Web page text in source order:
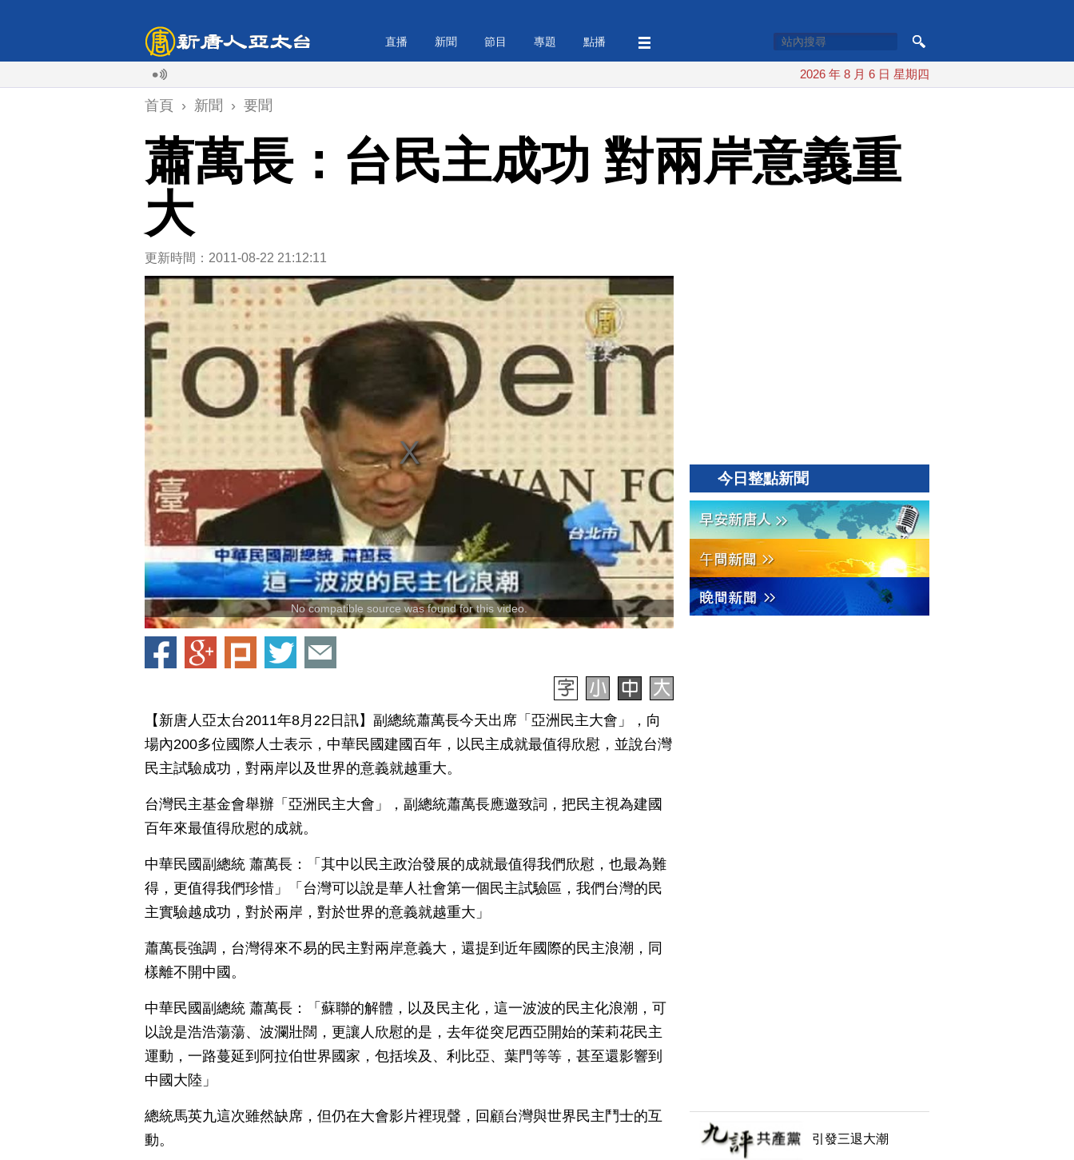
直播 新聞 節目 專題 點播
2026 年 8 月 6 日 星期四
首頁 › 新聞 › 要聞
蕭萬長：台民主成功 對兩岸意義重
大
更新時間：2011-08-22 21:12:11
No compatible source was found for this video.
【新唐人亞太台2011年8月22日訊】副總統蕭萬長今天出席「亞洲民主大會」，向
場內200多位國際人士表示，中華民國建國百年，以民主成就最值得欣慰，並說台灣
民主試驗成功，對兩岸以及世界的意義就越重大。
台灣民主基金會舉辦「亞洲民主大會」，副總統蕭萬長應邀致詞，把民主視為建國
百年來最值得欣慰的成就。
中華民國副總統 蕭萬長：「其中以民主政治發展的成就最值得我們欣慰，也最為難
得，更值得我們珍惜」「台灣可以說是華人社會第一個民主試驗區，我們台灣的民
主實驗越成功，對於兩岸，對於世界的意義就越重大」
蕭萬長強調，台灣得來不易的民主對兩岸意義大，還提到近年國際的民主浪潮，同
樣離不開中國。
中華民國副總統 蕭萬長：「蘇聯的解體，以及民主化，這一波波的民主化浪潮，可
以說是浩浩蕩蕩、波瀾壯闊，更讓人欣慰的是，去年從突尼西亞開始的茉莉花民主
運動，一路蔓延到阿拉伯世界國家，包括埃及、利比亞、葉門等等，甚至還影響到
中國大陸」
總統馬英九這次雖然缺席，但仍在大會影片裡現聲，回顧台灣與世界民主鬥士的互
動。
今日整點新聞
引發三退大潮